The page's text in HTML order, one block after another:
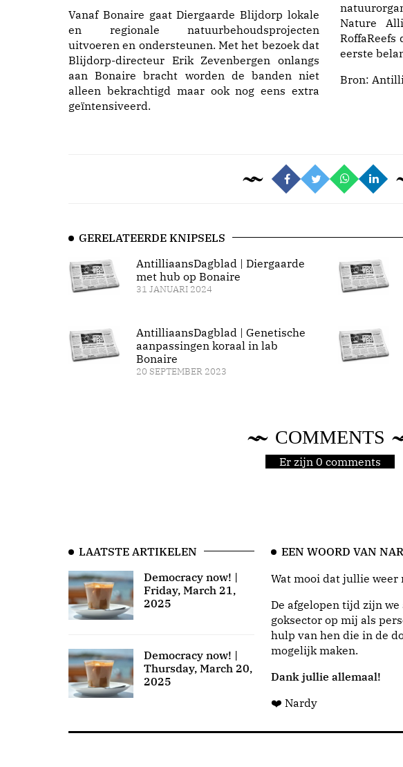
Vanaf Bonaire gaat Diergaarde Blijdorp lokale
en regionale natuurbehoudsprojecten
uitvoeren en ondersteunen. Met het bezoek dat
Blijdorp-directeur Erik Zevenbergen onlangs
aan Bonaire bracht worden de banden niet
alleen bekrachtigd maar ook nog eens extra
geïntensiveerd.
Nature
RoffaReefs
eerste
Bron:
GERELATEERDE KNIPSELS
AntilliaansDagblad | Diergaarde
met hub op Bonaire
31 JANUARI 2024
AntilliaansDagblad | Genetische
aanpassingen koraal in lab
Bonaire
20 SEPTEMBER 2023
COMMENTS
Er zijn 0 comments
LAATSTE ARTIKELEN
Democracy now! |
Friday, March 21,
2025
Democracy now! |
Thursday, March 20,
2025
EEN WOORD VAN
Wat mooi dat jullie weer
De afgelopen tijd zijn
goksector op mij als
hulp van hen die in de
mogelijk maken.
Dank jullie allemaal!
❤️ Nardy